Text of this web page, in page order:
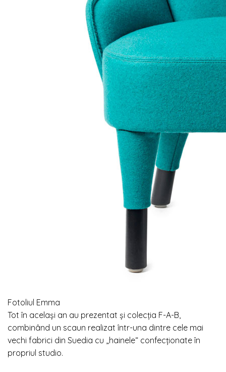
Fotoliul Emma
Tot în același an au prezentat și colecția F-A-B,
combinând un scaun realizat într-una dintre cele mai
vechi fabrici din Suedia cu „hainele“ confecționate în
propriul studio.